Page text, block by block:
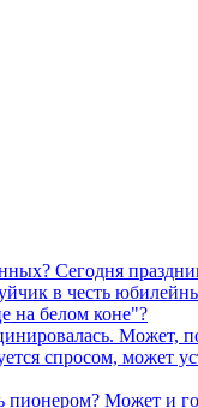
Сегодня
в честь
на белом коне"?
Может,
спросом,
пионером? Может и